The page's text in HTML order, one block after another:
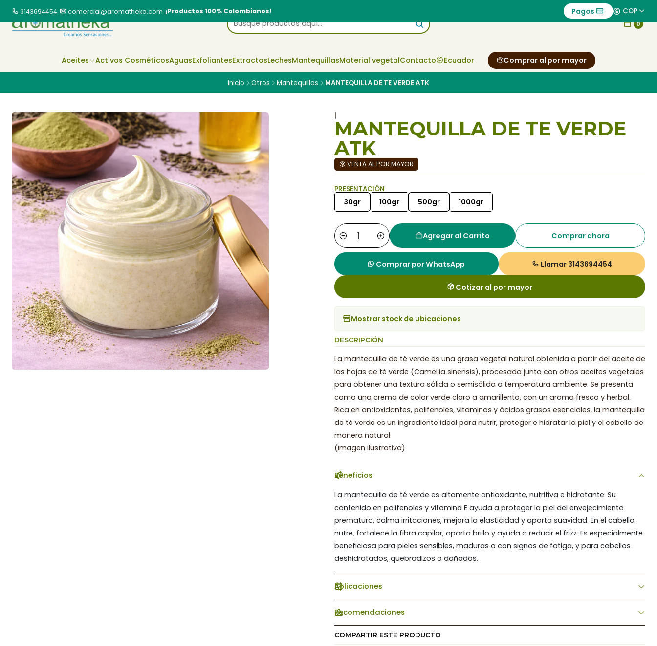
0
Aceites Activos CosméticosAguasExfoliantesExtractosLechesMantequillasMaterial vegetalContacto Ecuador Comprar al por mayor
3143694454 comercial@aromatheka.com ¡Productos 100% Colombianos! Pagos COP
Inicio Otros Mantequillas MANTEQUILLA DE TE VERDE ATK
|
MANTEQUILLA DE TE VERDE
ATK
VENTA AL POR MAYOR
PRESENTACIÓN
30gr 100gr 500gr 1000gr
Cantidad
Agregar al Carrito Comprar ahora
Comprar por WhatsApp Llamar 3143694454
Cotizar al por mayor
Mostrar stock de ubicaciones
DESCRIPCIÓN
La mantequilla de té verde es una grasa vegetal natural obtenida a partir del aceite de
las hojas de té verde (Camellia sinensis), procesada junto con otros aceites vegetales
para obtener una textura sólida o semisólida a temperatura ambiente. Se presenta
como una crema de color verde claro a amarillento, con un aroma fresco y herbal.
Rica en antioxidantes, polifenoles, vitaminas y ácidos grasos esenciales, la mantequilla
de té verde es un ingrediente ideal para nutrir, proteger e hidratar la piel y el cabello de
manera natural.
(Imagen ilustrativa)
Beneficios
La mantequilla de té verde es altamente antioxidante, nutritiva e hidratante. Su
contenido en polifenoles y vitamina E ayuda a proteger la piel del envejecimiento
prematuro, calma irritaciones, mejora la elasticidad y aporta suavidad. En el cabello,
nutre, fortalece la fibra capilar, aporta brillo y ayuda a reducir el frizz. Es especialmente
beneficiosa para pieles sensibles, maduras o con signos de fatiga, y para cabellos
deshidratados, quebradizos o dañados.
Aplicaciones
Recomendaciones
COMPARTIR ESTE PRODUCTO